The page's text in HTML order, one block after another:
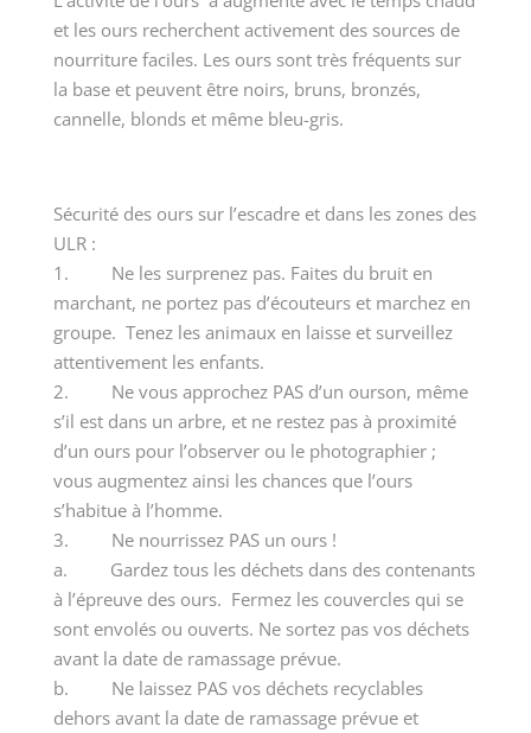
et les ours recherchent activement des sources de
nourriture faciles. Les ours sont très fréquents sur
la base et peuvent être noirs, bruns, bronzés,
cannelle, blonds et même bleu-gris.
Sécurité des ours sur l’escadre et dans les zones des
ULR :
1. Ne les surprenez pas. Faites du bruit en
marchant, ne portez pas d’écouteurs et marchez en
groupe. Tenez les animaux en laisse et surveillez
attentivement les enfants.
2. Ne vous approchez PAS d’un ourson, même
s’il est dans un arbre, et ne restez pas à proximité
d’un ours pour l’observer ou le photographier ;
vous augmentez ainsi les chances que l’ours
s’habitue à l’homme.
3. Ne nourrissez PAS un ours !
a. Gardez tous les déchets dans des contenants
à l’épreuve des ours. Fermez les couvercles qui se
sont envolés ou ouverts. Ne sortez pas vos déchets
avant la date de ramassage prévue.
b. Ne laissez PAS vos déchets recyclables
dehors avant la date de ramassage prévue et